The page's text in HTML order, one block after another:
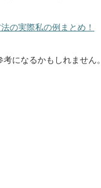
の実際私の例まとめ！
になるかもしれません。